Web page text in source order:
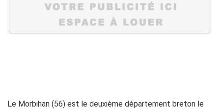
Le Morbihan (56) est le deuxième département breton le